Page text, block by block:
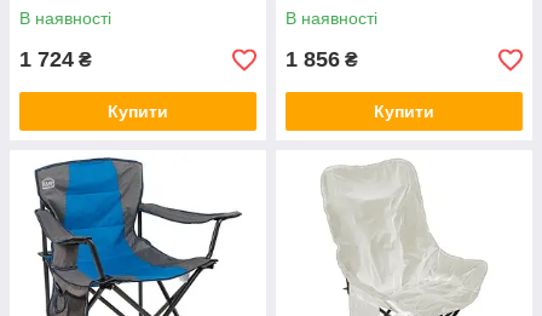
В наявності
1 724 ₴
Купити
В наявності
1 856 ₴
Купити